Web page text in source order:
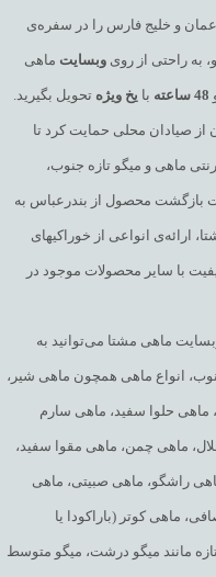
عمان و خلیج فارس را در سفره‌ی
به راحتی از روی وبسایت ماهی
48 ساعته با یخ ویژه تحویل بگیرید.
از صیادان محلی حمایت کرد تا
ماهی و میگو تازه جنوب،
بازگشت محصول از بندرعباس به
ارائه‌ی انواعی از خوراکیهای
با سایر محصولات موجود در
ماهی مشتا می‌توانید به
انواع ماهی همچون ماهی شیر،
ماهی حلوا سفید، ماهی سارم
ماهی چمن، ماهی مقوا سفید،
راشگو، ماهی صبیتی، ماهی
ماهی کوتر (باراکودا یا
مانند میگو درشت، میگو متوسط